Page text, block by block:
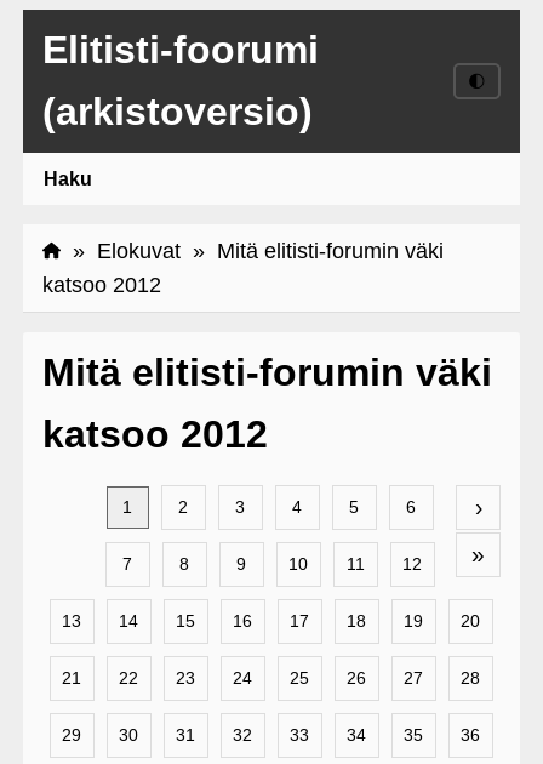
Elitisti-foorumi
(arkistoversio)
🌓
Haku
» Elokuvat» Mitä elitisti-forumin väki
katsoo 2012
Mitä elitisti-forumin väki
katsoo 2012
›
»
1 2 3 4 5 6
7 8 9 10 11 12
13 14 15 16 17 18 19 20
21 22 23 24 25 26 27 28
29 30 31 32 33 34 35 36